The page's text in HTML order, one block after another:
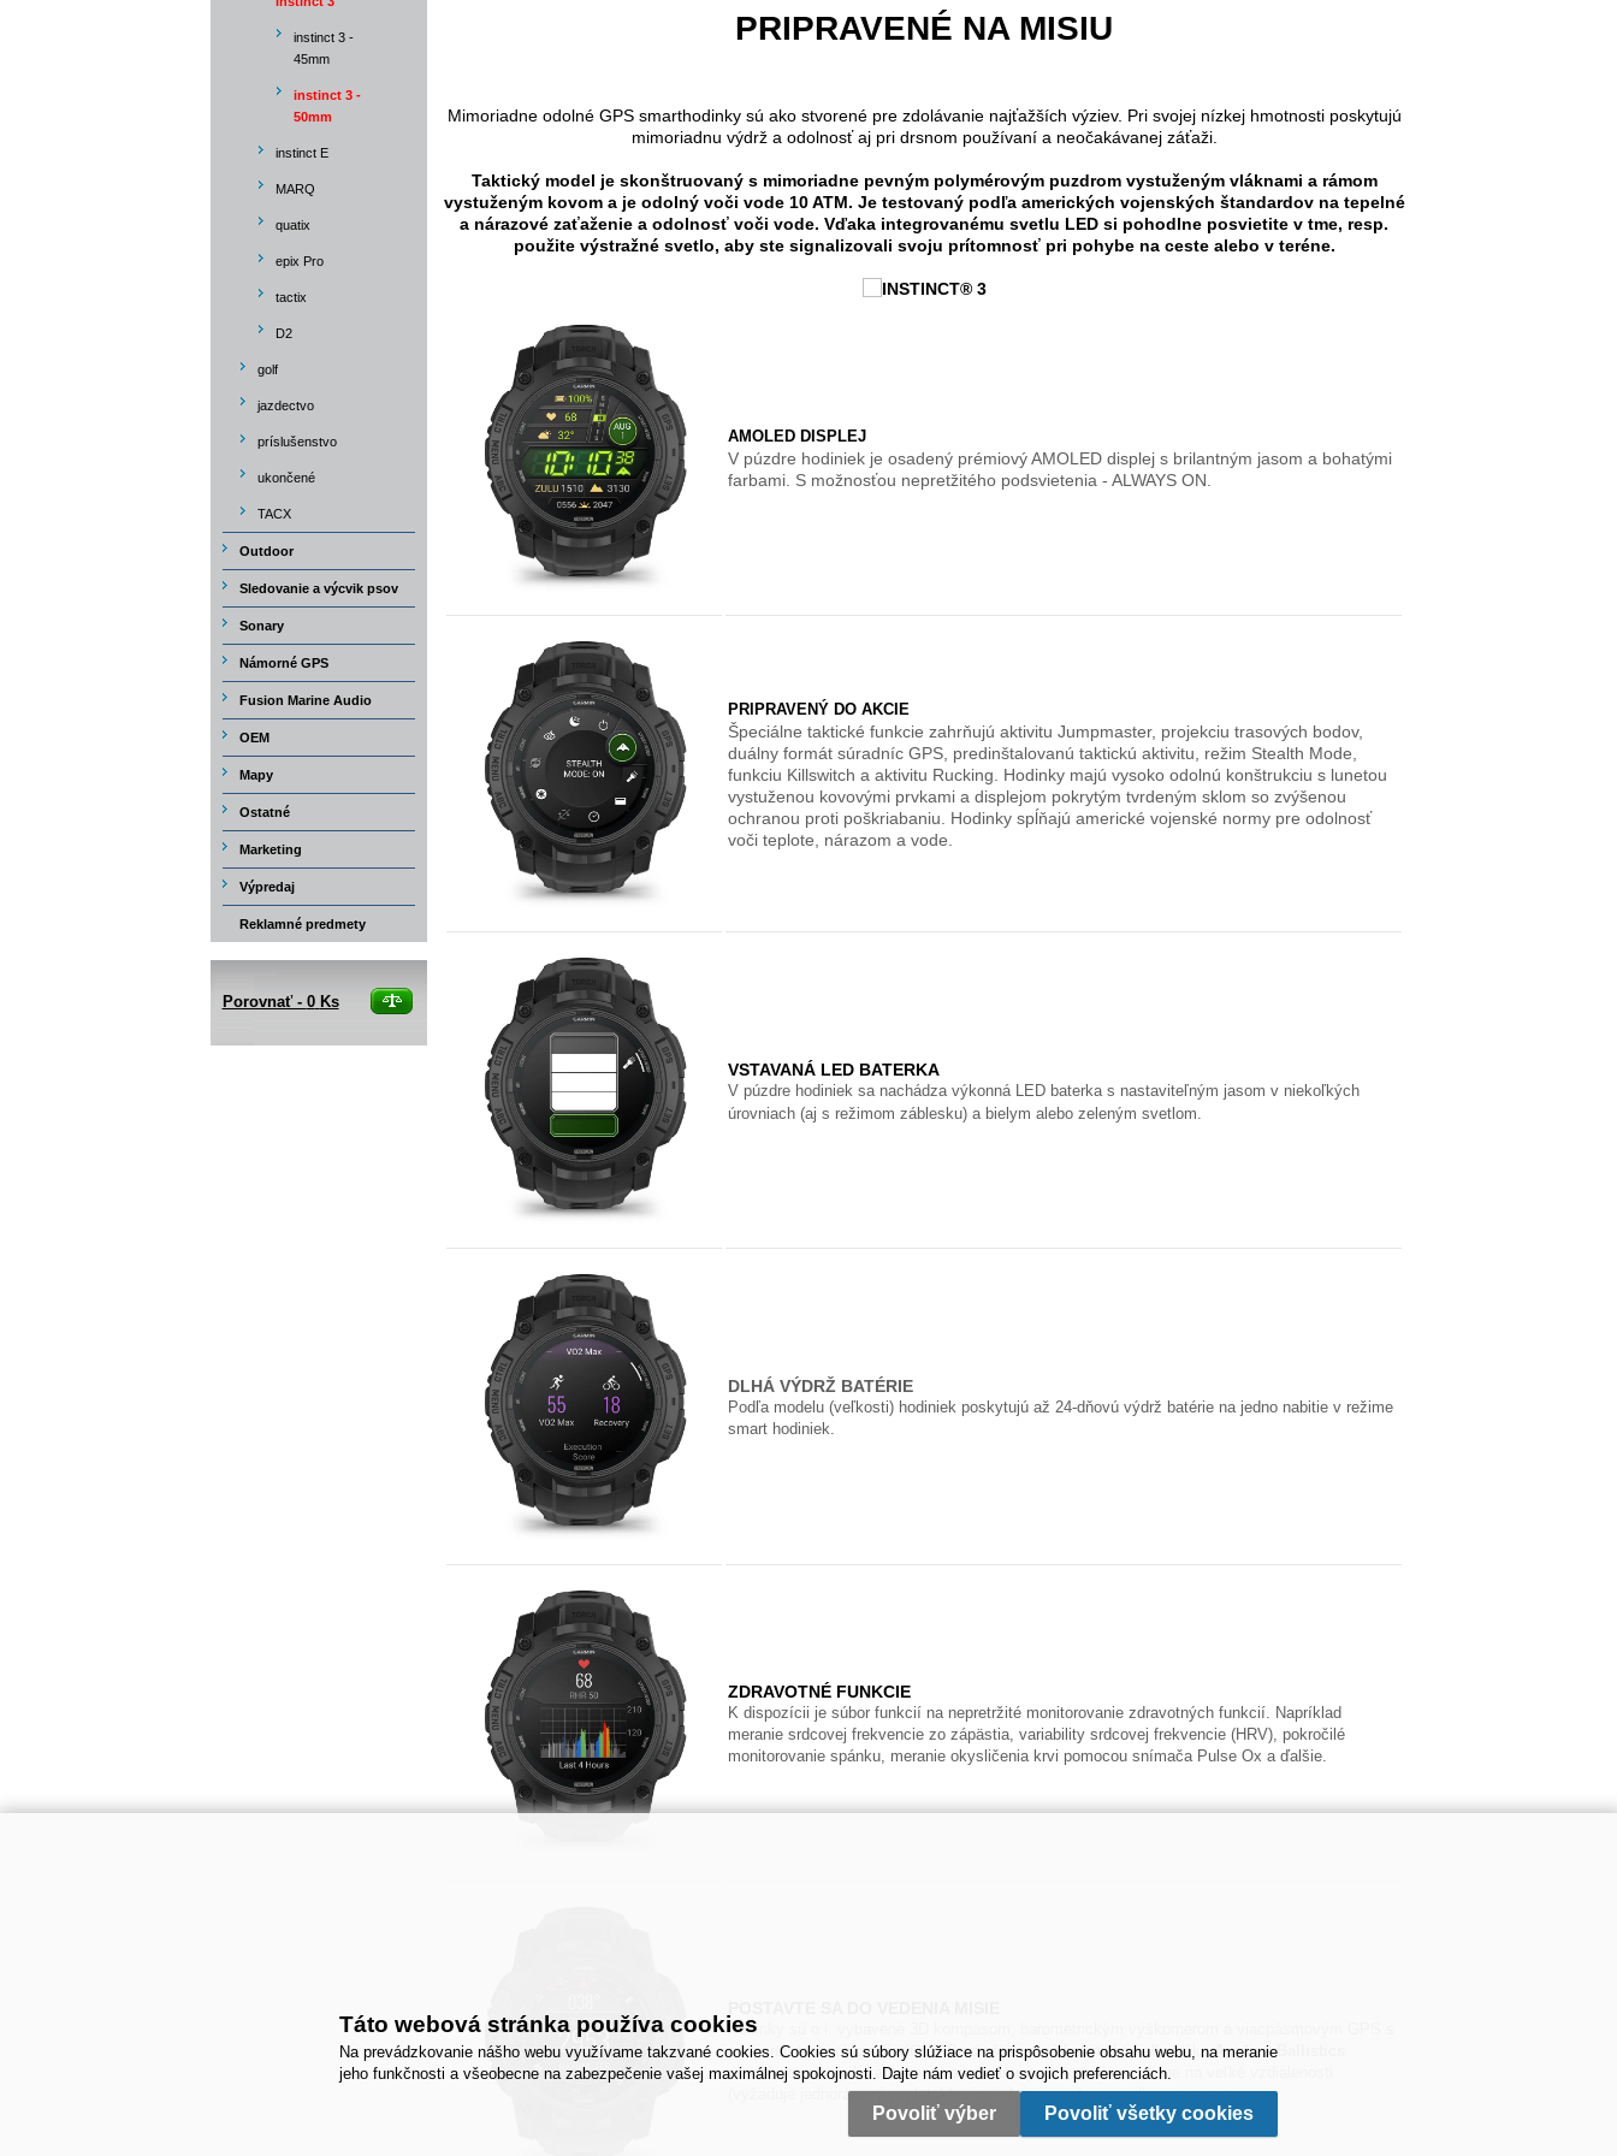
PRIPRAVENÉ NA MISIU
Mimoriadne odolné GPS smarthodinky sú ako stvorené pre zdolávanie najťažších výziev. Pri svojej nízkej hmotnosti poskytujú
mimoriadnu výdrž a odolnosť aj pri drsnom používaní a neočakávanej záťaži.
Taktický model je skonštruovaný s mimoriadne pevným polymérovým puzdrom vystuženým vláknami a rámom
vystuženým kovom a je odolný voči vode 10 ATM. Je testovaný podľa amerických vojenských štandardov na tepelné
a nárazové zaťaženie a odolnosť voči vode. Vďaka integrovanému svetlu LED si pohodlne posvietite v tme, resp.
použite výstražné svetlo, aby ste signalizovali svoju prítomnosť pri pohybe na ceste alebo v teréne.
AMOLED DISPLEJ
V púzdre hodiniek je osadený prémiový AMOLED displej s brilantným jasom a bohatými
farbami. S možnosťou nepretžitého podsvietenia - ALWAYS ON.
PRIPRAVENÝ DO AKCIE
Špeciálne taktické funkcie zahrňujú aktivitu Jumpmaster, projekciu trasových bodov,
duálny formát súradníc GPS, predinštalovanú taktickú aktivitu, režim Stealth Mode,
funkciu Killswitch a aktivitu Rucking. Hodinky majú vysoko odolnú konštrukciu s lunetou
vystuženou kovovými prvkami a displejom pokrytým tvrdeným sklom so zvýšenou
ochranou proti poškriabaniu. Hodinky spĺňajú americké vojenské normy pre odolnosť
voči teplote, nárazom a vode.
VSTAVANÁ LED BATERKA
V púzdre hodiniek sa nachádza výkonná LED baterka s nastaviteľným jasom v niekoľkých
úrovniach (aj s režimom záblesku) a bielym alebo zeleným svetlom.
DLHÁ VÝDRŽ BATÉRIE
Podľa modelu (veľkosti) hodiniek poskytujú až 24-dňovú výdrž batérie na jedno nabitie v režime
smart hodiniek.
ZDRAVOTNÉ FUNKCIE
K dispozícii je súbor funkcií na nepretržité monitorovanie zdravotných funkcií. Napríklad
meranie srdcovej frekvencie zo zápästia, variability srdcovej frekvencie (HRV), pokročilé
monitorovanie spánku, meranie okysličenia krvi pomocou snímača Pulse Ox a ďalšie.
Hodinky sú o.i. vybavené 3D kompasom, barometrickým výškomerom a viacpásmovým GPS s
podporou technológie SatIQ™. Predinštalovaná balistická kalkulačkaApplied Ballistics
umožňuje prístup k zamierovaciemu nástroju pre strelbu v teréne na veľké vzdialenosti
(vyžaduje jednorázový poplatok), viac info na uvedenom odkaze> > > >
instinct 3 -
45mm
instinct 3 -
50mm
instinct E
MARQ
quatix
epix Pro
tactix
D2
golf
jazdectvo
príslušenstvo
ukončené
TACX
Outdoor
Sledovanie a výcvik psov
Sonary
Námorné GPS
Fusion Marine Audio
OEM
Mapy
Ostatné
Marketing
Výpredaj
Reklamné predmety
Porovnať - 0 Ks
Táto webová stránka používa cookies
Na prevádzkovanie nášho webu využívame takzvané cookies. Cookies sú súbory slúžiace na prispôsobenie obsahu webu, na meranie
jeho funkčnosti a všeobecne na zabezpečenie vašej maximálnej spokojnosti. Dajte nám vedieť o svojich preferenciách.
Povoliť výber Povoliť všetky cookies